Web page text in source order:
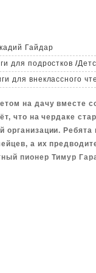
до Средиземного
любви к
наследию.
эпохи Тимура,
Турцию, Северную
Египта,
библиотеке
больше двадцати
Гайдар
для подростков /
для внеклассного
на дачу вместе
что на чердаке
организации.
а их
пионер Тимур